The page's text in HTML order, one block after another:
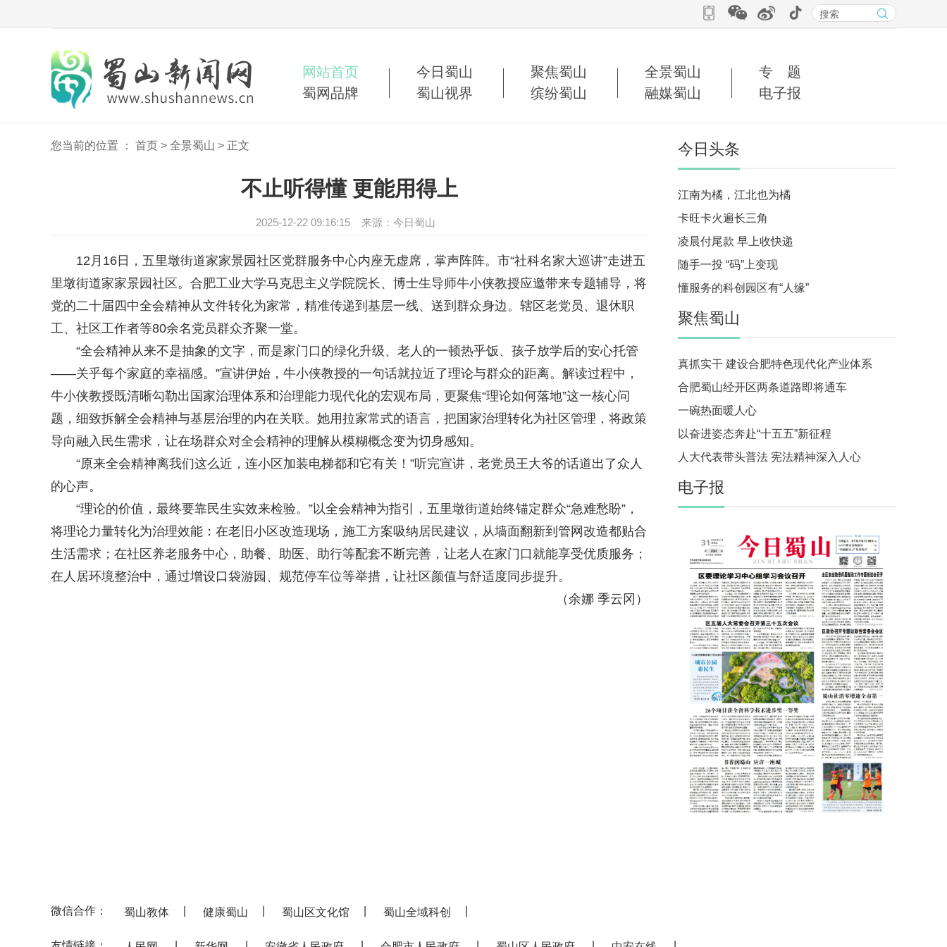
网站首页 今日蜀山 聚焦蜀山 全景蜀山
专 题
蜀网品牌
蜀山视界 缤纷蜀山 融媒蜀山 电子报
您当前的位置 ： 首页 > 全景蜀山 > 正文
不止听得懂 更能用得上
2025-12-22 09:16:15 来源：今日蜀山
12月16日，五里墩街道家家景园社区党群服务中心内座无虚席，掌声阵阵。市“社科名家大巡讲”走进五
里墩街道家家景园社区。合肥工业大学马克思主义学院院长、博士生导师牛小侠教授应邀带来专题辅导，将
党的二十届四中全会精神从文件转化为家常，精准传递到基层一线、送到群众身边。辖区老党员、退休职
工、社区工作者等80余名党员群众齐聚一堂。
“全会精神从来不是抽象的文字，而是家门口的绿化升级、老人的一顿热乎饭、孩子放学后的安心托管
——关乎每个家庭的幸福感。”宣讲伊始，牛小侠教授的一句话就拉近了理论与群众的距离。解读过程中，
牛小侠教授既清晰勾勒出国家治理体系和治理能力现代化的宏观布局，更聚焦“理论如何落地”这一核心问
题，细致拆解全会精神与基层治理的内在关联。她用拉家常式的语言，把国家治理转化为社区管理，将政策
导向融入民生需求，让在场群众对全会精神的理解从模糊概念变为切身感知。
“原来全会精神离我们这么近，连小区加装电梯都和它有关！”听完宣讲，老党员王大爷的话道出了众人
的心声。
“理论的价值，最终要靠民生实效来检验。”以全会精神为指引，五里墩街道始终锚定群众“急难愁盼”，
将理论力量转化为治理效能：在老旧小区改造现场，施工方案吸纳居民建议，从墙面翻新到管网改造都贴合
生活需求；在社区养老服务中心，助餐、助医、助行等配套不断完善，让老人在家门口就能享受优质服务；
在人居环境整治中，通过增设口袋游园、规范停车位等举措，让社区颜值与舒适度同步提升。
（余娜 季云冈）
今日头条
江南为橘，江北也为橘
卡旺卡火遍长三角
凌晨付尾款 早上收快递
随手一投 “码”上变现
懂服务的科创园区有“人缘”
聚焦蜀山
真抓实干 建设合肥特色现代化产业体系
合肥蜀山经开区两条道路即将通车
一碗热面暖人心
以奋进姿态奔赴“十五五”新征程
人大代表带头普法 宪法精神深入人心
电子报
微信合作： 蜀山教体 健康蜀山 蜀山区文化馆 蜀山全域科创